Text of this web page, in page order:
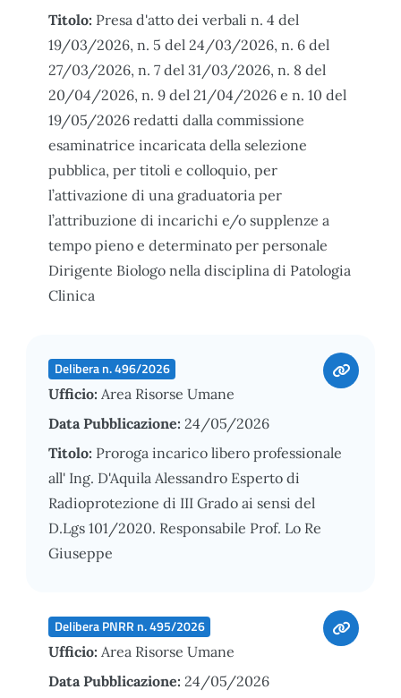
Titolo: Presa d'atto dei verbali n. 4 del
19/03/2026, n. 5 del 24/03/2026, n. 6 del
27/03/2026, n. 7 del 31/03/2026, n. 8 del
20/04/2026, n. 9 del 21/04/2026 e n. 10 del
19/05/2026 redatti dalla commissione
esaminatrice incaricata della selezione
pubblica, per titoli e colloquio, per
l’attivazione di una graduatoria per
l’attribuzione di incarichi e/o supplenze a
tempo pieno e determinato per personale
Dirigente Biologo nella disciplina di Patologia
Clinica
Delibera n. 496/2026
Ufficio: Area Risorse Umane
Data Pubblicazione: 24/05/2026
Titolo: Proroga incarico libero professionale
all' Ing. D'Aquila Alessandro Esperto di
Radioprotezione di III Grado ai sensi del
D.Lgs 101/2020. Responsabile Prof. Lo Re
Giuseppe
Delibera PNRR n. 495/2026
Ufficio: Area Risorse Umane
Data Pubblicazione: 24/05/2026